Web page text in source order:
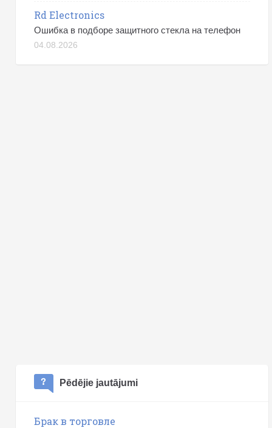
Rd Electronics
Ошибка в подборе защитного стекла на телефон
04.08.2026
Pēdējie jautājumi
Брак в торговле